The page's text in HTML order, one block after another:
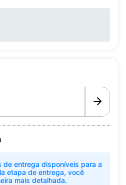
de entrega disponíveis para a
etapa de entrega, você
mais detalhada.